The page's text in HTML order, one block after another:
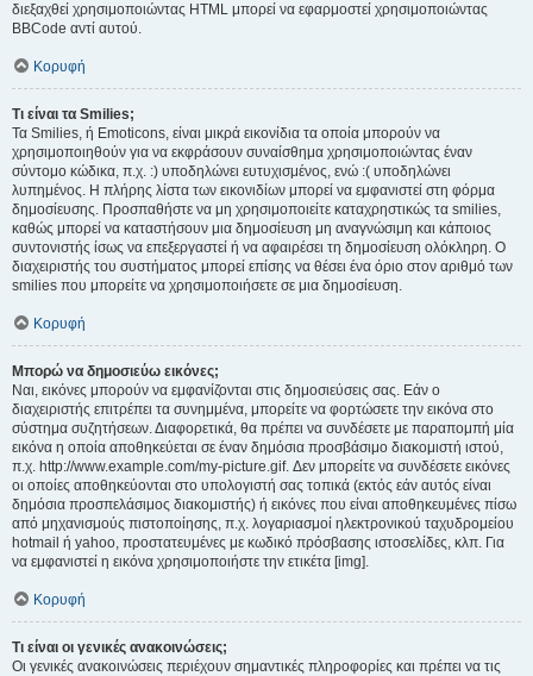
διεξαχθεί χρησιμοποιώντας HTML μπορεί να εφαρμοστεί χρησιμοποιώντας
BBCode αντί αυτού.
Κορυφή
Τι είναι τα Smilies;
Τα Smilies, ή Emoticons, είναι μικρά εικονίδια τα οποία μπορούν να
χρησιμοποιηθούν για να εκφράσουν συναίσθημα χρησιμοποιώντας έναν
σύντομο κώδικα, π.χ. :) υποδηλώνει ευτυχισμένος, ενώ :( υποδηλώνει
λυπημένος. Η πλήρης λίστα των εικονιδίων μπορεί να εμφανιστεί στη φόρμα
δημοσίευσης. Προσπαθήστε να μη χρησιμοποιείτε καταχρηστικώς τα smilies,
καθώς μπορεί να καταστήσουν μια δημοσίευση μη αναγνώσιμη και κάποιος
συντονιστής ίσως να επεξεργαστεί ή να αφαιρέσει τη δημοσίευση ολόκληρη. Ο
διαχειριστής του συστήματος μπορεί επίσης να θέσει ένα όριο στον αριθμό των
smilies που μπορείτε να χρησιμοποιήσετε σε μια δημοσίευση.
Κορυφή
Μπορώ να δημοσιεύω εικόνες;
Ναι, εικόνες μπορούν να εμφανίζονται στις δημοσιεύσεις σας. Εάν ο
διαχειριστής επιτρέπει τα συνημμένα, μπορείτε να φορτώσετε την εικόνα στο
σύστημα συζητήσεων. Διαφορετικά, θα πρέπει να συνδέσετε με παραπομπή μία
εικόνα η οποία αποθηκεύεται σε έναν δημόσια προσβάσιμο διακομιστή ιστού,
π.χ. http://www.example.com/my-picture.gif. Δεν μπορείτε να συνδέσετε εικόνες
οι οποίες αποθηκεύονται στο υπολογιστή σας τοπικά (εκτός εάν αυτός είναι
δημόσια προσπελάσιμος διακομιστής) ή εικόνες που είναι αποθηκευμένες πίσω
από μηχανισμούς πιστοποίησης, π.χ. λογαριασμοί ηλεκτρονικού ταχυδρομείου
hotmail ή yahoo, προστατευμένες με κωδικό πρόσβασης ιστοσελίδες, κλπ. Για
να εμφανιστεί η εικόνα χρησιμοποιήστε την ετικέτα [img].
Κορυφή
Τι είναι οι γενικές ανακοινώσεις;
Οι γενικές ανακοινώσεις περιέχουν σημαντικές πληροφορίες και πρέπει να τις